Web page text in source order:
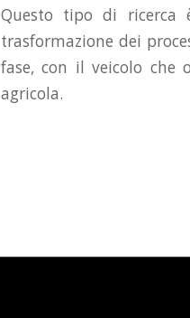
Questo tipo di ricerca
trasformazione dei
fase, con il veicolo che
agricola.